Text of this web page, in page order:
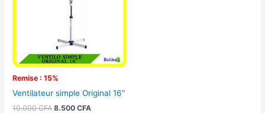
Remise : 15%
Ventilateur simple Original 16″
10.000CFA 8.500CFA